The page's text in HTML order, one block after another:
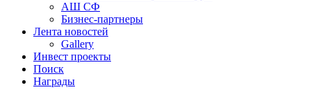
АШ СФ
Бизнес-партнеры
Лента новостей
Gallery
Инвест проекты
Поиск
Награды